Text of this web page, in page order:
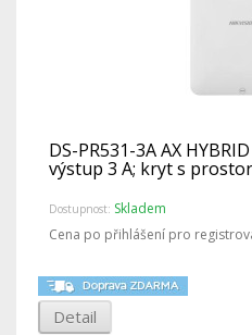
DS-PR531-3A AX
výstup 3 A; kryt s
Dostupnost: Skladem
Cena po přihlášení pro
Detail